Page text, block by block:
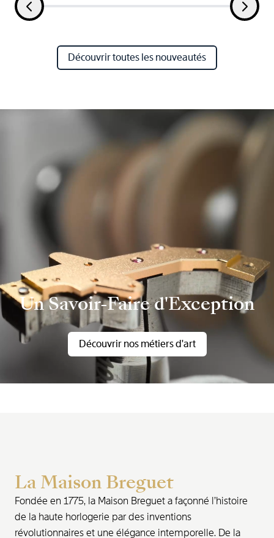
Découvrir toutes les nouveautés
Un Savoir-Faire d'Exception
Découvrir nos métiers d'art
La Maison Breguet
Fondée en 1775, la Maison Breguet a façonné l’histoire
de la haute horlogerie par des inventions
révolutionnaires et une élégance intemporelle. De la